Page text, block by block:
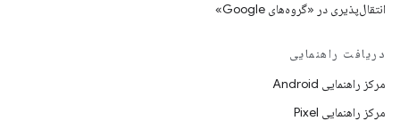
انتقال‌پذیری در «گروه‌های Google»
دریافت راهنمایی
مرکز راهنمایی Android
مرکز راهنمایی Pixel